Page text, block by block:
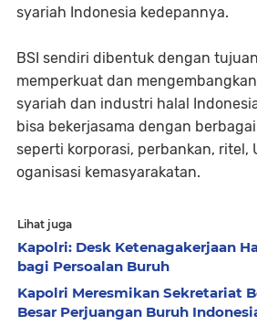
syariah Indonesia kedepannya.
BSI sendiri dibentuk dengan
memperkuat dan
syariah dan industri halal
bisa bekerjasama dengan
seperti korporasi, perbankan, ritel,
oganisasi kemasyarakatan.
Lihat juga
Kapolri: Desk Ketenagakerjaan
bagi Persoalan Buruh
Kapolri Meresmikan Sekretariat
Besar Perjuangan Buruh